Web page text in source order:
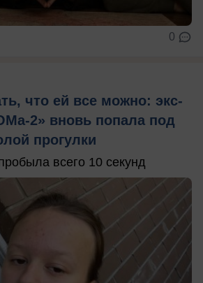
0
что ей все можно: экс-
2» вновь попала под
прогулки
всего 10 секунд